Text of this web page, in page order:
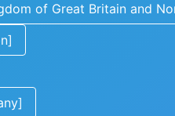
of Great Britain and